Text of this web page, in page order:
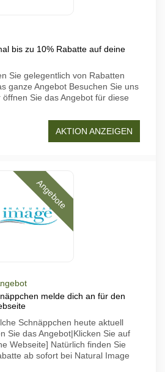
bis zu 10% Rabatte auf deine
Sie gelegentlich von Rabatten
ganze Angebot Besuchen Sie uns
Sie das Angebot für diese
AKTION ANZEIGEN
Angebote
melde dich an für den
Schnäppchen heute aktuell
Sie das Angebot|Klicken Sie auf
Webseite] Natürlich finden Sie
ab sofort bei Natural Image